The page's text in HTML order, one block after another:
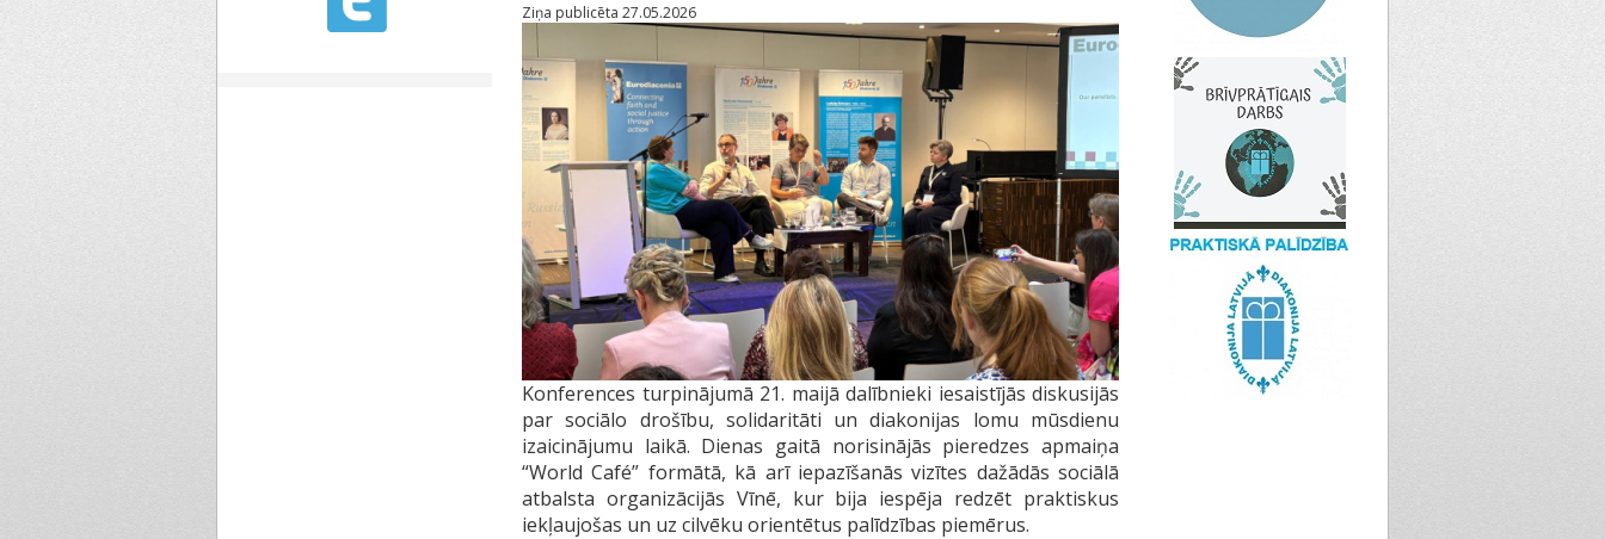
Ziņa publicēta 27.05.2026
Konferences turpinājumā 21. maijā dalībnieki iesaistījās diskusijās
par sociālo drošību, solidaritāti un diakonijas lomu mūsdienu
izaicinājumu laikā. Dienas gaitā norisinājās pieredzes apmaiņa
“World Café” formātā, kā arī iepazīšanās vizītes dažādās sociālā
atbalsta organizācijās Vīnē, kur bija iespēja redzēt praktiskus
iekļaujošas un uz cilvēku orientētus palīdzības piemērus.